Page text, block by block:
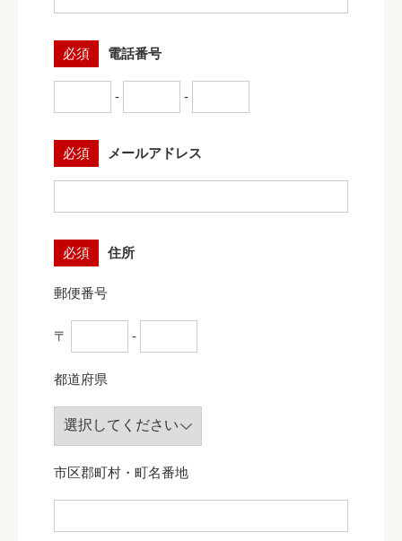
電話番号
必須
- -
メールアドレス
必須
住所
必須
郵便番号
〒 -
都道府県
市区郡町村・町名番地